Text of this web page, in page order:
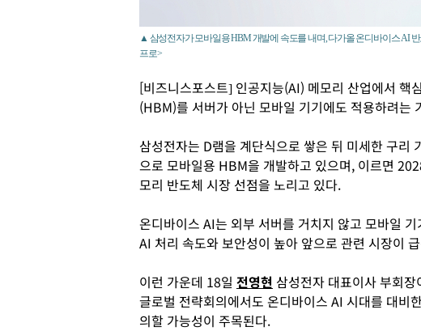
▲ 삼성전자가 모바일용 HBM 개발에 속도를 내며, 다가올 온디바이스 AI
프로>
[비즈니스포스트] 인공지능(AI) 메모리 산업에서 핵
(HBM)를 서버가 아닌 모바일 기기에도 적용하려는
삼성전자는 D램을 계단식으로 쌓은 뒤 미세한 구리
으로 모바일용 HBM을 개발하고 있으며, 이르면
모리 반도체 시장 선점을 노리고 있다.
온디바이스 AI는 외부 서버를 거치지 않고 모바일
AI 처리 속도와 보안성이 높아 앞으로 관련 시장이
이런 가운데 18일 전영현 삼성전자 대표이사 부회
글로벌 전략회의에서도 온디바이스 AI 시대를 대비
의할 가능성이 주목된다.